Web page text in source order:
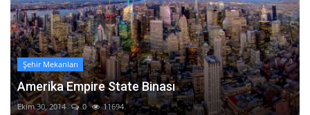
Şehir Mekanları
Amerika Empire State Binası
Ekim 30, 2014 0 11694